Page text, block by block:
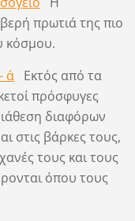
πρωτιά της πιο
κόσμου.
Εκτός από τα
πρόσφυγες
διαφόρων
στις βάρκες τους,
τους και τους
όπου τους